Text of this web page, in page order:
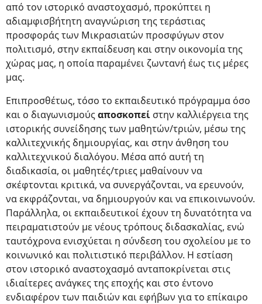
από τον ιστορικό αναστοχασμό, προκύπτει η
αδιαμφισβήτητη αναγνώριση της τεράστιας
προσφοράς των Μικρασιατών προσφύγων στον
πολιτισμό, στην εκπαίδευση και στην οικονομία της
χώρας μας, η οποία παραμένει ζωντανή έως τις μέρες
μας.
Επιπροσθέτως, τόσο το εκπαιδευτικό πρόγραμμα όσο
και ο διαγωνισμούςαποσκοπεί στην καλλιέργεια της
ιστορικής συνείδησης των μαθητών/τριών, μέσω της
καλλιτεχνικής δημιουργίας, και στην άνθηση του
καλλιτεχνικού διαλόγου. Μέσα από αυτή τη
διαδικασία, οι μαθητές/τριες μαθαίνουν να
σκέφτονται κριτικά, να συνεργάζονται, να ερευνούν,
να εκφράζονται, να δημιουργούν και να επικοινωνούν.
Παράλληλα, οι εκπαιδευτικοί έχουν τη δυνατότητα να
πειραματιστούν με νέους τρόπους διδασκαλίας, ενώ
ταυτόχρονα ενισχύεται η σύνδεση του σχολείου με το
κοινωνικό και πολιτιστικό περιβάλλον. Η εστίαση
στον ιστορικό αναστοχασμό ανταποκρίνεται στις
ιδιαίτερες ανάγκες της εποχής και στο έντονο
ενδιαφέρον των παιδιών και εφήβων για το επίκαιρο